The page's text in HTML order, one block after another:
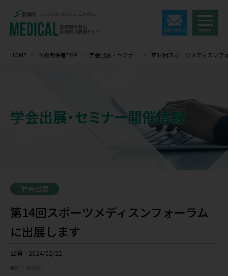
支えるのは、からだと、これから。
医療関係者の
皆様向け情報サイト
HOME > 医療関係者TOP > 学会出展・セミナー > 第14回スポーツメディスンフ
学会出展・セミナー開催情報
学会出展
第14回スポーツメディスンフォーラム
に出展します
公開：2024/02/22